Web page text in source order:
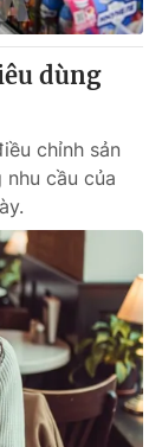
dùng
chỉnh sản
nhu cầu của